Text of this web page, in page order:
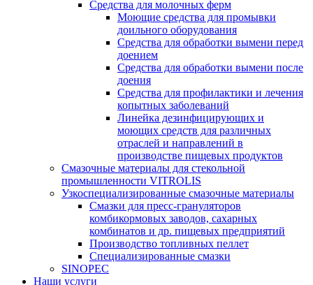
Средства для молочных ферм
Моющие средства для промывки
доильного оборудования
Средства для обработки вымени перед
доением
Средства для обработки вымени после
доения
Средства для профилактики и лечения
копытных заболеваний
Линейка дезинфицирующих и
моющих средств для различных
отраслей и направлений в
производстве пищевых продуктов
Смазочные материалы для стекольной
промышленности VITROLIS
Узкоспециализированные смазочные материалы
Смазки для пресс-грануляторов
комбикормовых заводов, сахарных
комбинатов и др. пищевых предприятий
Производство топливных пеллет
Специализированные смазки
SINOPEC
Наши услуги